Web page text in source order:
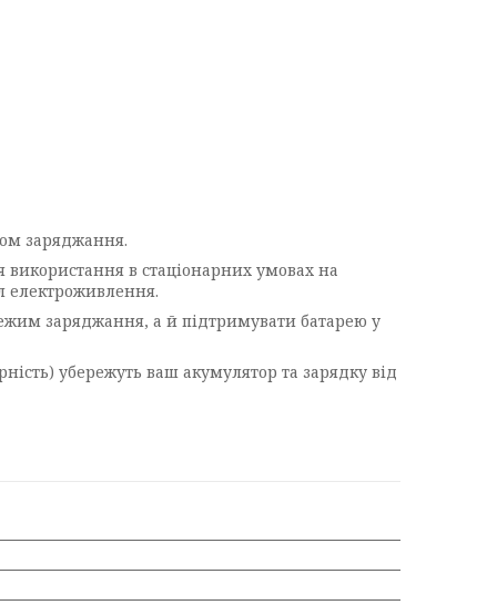
заряджання.
в стаціонарних умовах на
електроживлення.
заряджання, а й підтримувати батарею у
убережуть ваш акумулятор та зарядку від